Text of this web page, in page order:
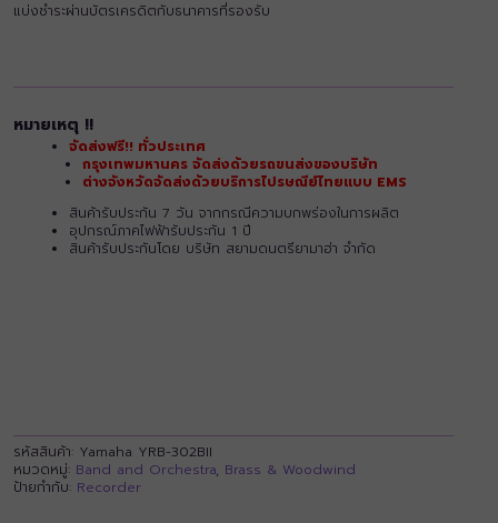
แบ่งชำระผ่านบัตรเครดิตกับธนาคารที่รองรับ
หมายเหตุ !!
จัดส่งฟรี!! ทั่วประเทศ
กรุงเทพมหานคร จัดส่งด้วยรถขนส่งของบริษัท
ต่างจังหวัดจัดส่งด้วยบริการไปรษณีย์ไทยแบบ EMS
สินค้ารับประกัน 7 วัน จากกรณีความบกพร่องในการผลิต
อุปกรณ์ภาคไฟฟ้ารับประกัน 1 ปี
สินค้ารับประกันโดย บริษัท สยามดนตรียามาฮ่า จำกัด
รหัสสินค้า: Yamaha YRB-302BII
หมวดหมู่: Band and Orchestra, Brass & Woodwind
ป้ายกำกับ: Recorder